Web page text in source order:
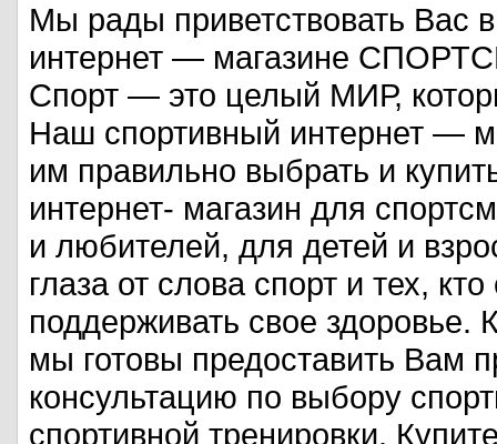
Мы рады приветствовать Вас
интернет — магазине
Спорт — это целый МИР,
Наш спортивный интернет —
им правильно выбрать и
интернет- магазин для
и любителей, для детей и
глаза от слова спорт и тех,
поддерживать свое
мы готовы предоставить Вам
консультацию по выбору
спортивной тренировки.